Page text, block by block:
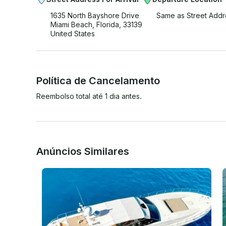
1635 North Bayshore Drive
Miami Beach, Florida, 33139
United States
Same as Street
Política de Cancelamento
Reembolso total até 1 dia antes.
Anúncios Similares